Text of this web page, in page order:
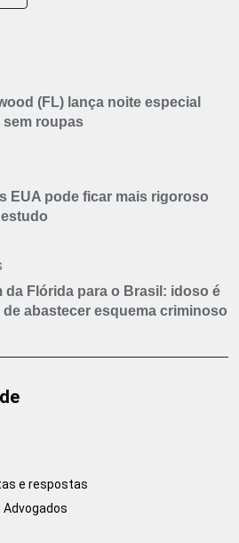
(FL) lança noite especial
sem roupas
EUA pode ficar mais rigoroso
da Flórida para o Brasil: idoso é
abastecer esquema criminoso
e respostas